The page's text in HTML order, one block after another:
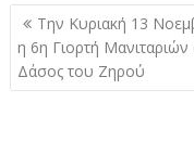
Πλοήγηση
άρθρων
Την Κυριακή 13
η 6η Γιορτή Μανιταριών
Δάσος του Ζηρού